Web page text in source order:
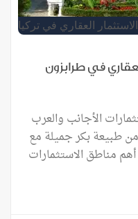
الاستثمار العقاري في تركيا
في طرابزون
الأجانب والعرب
طبيعة بكر جميلة مع
مناطق الاستثمارات